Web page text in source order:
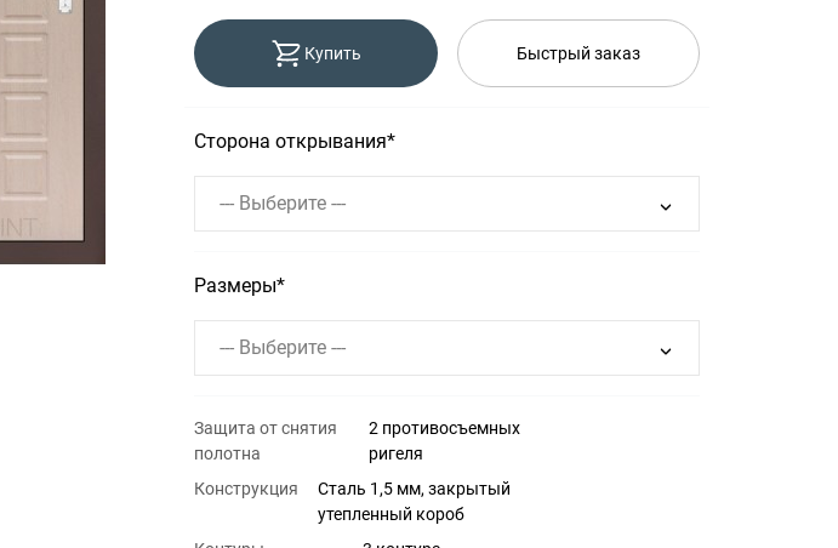
Купить Быстрый заказ
Сторона открывания
--- Выберите ---
Размеры
--- Выберите ---
Защита от снятия
полотна
2 противосъемных
ригеля
Конструкция
Сталь 1,5 мм, закрытый
утепленный короб